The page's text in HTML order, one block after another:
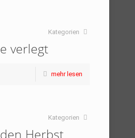
Kategorien
verlegt
mehr lesen
Kategorien
Herbst